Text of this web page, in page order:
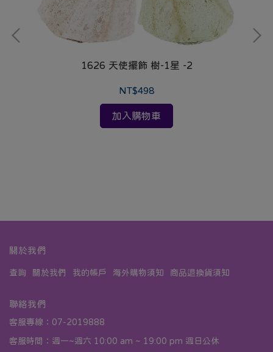
1626 天使擺飾 樹-1星 -2
NT$498
加入購物車
關於我們
查詢 關於我們 我的帳戶 海外購物須知 商品退換貨須知
聯絡我們
客服專線：07-2019888
客服時間：週一~週六 10:00 am ~ 19:00 pm 週日公休